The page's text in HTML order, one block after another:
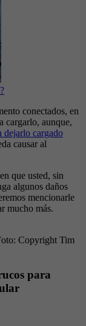
conectados, en
cargarlo, aunque,
dejarlo cargado
causar al
que usted, sin
algunos daños
mencionarle
mucho más.
Copyright Tim
para